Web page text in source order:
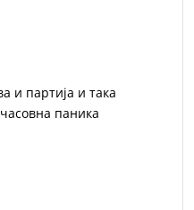
и партија и така
паника